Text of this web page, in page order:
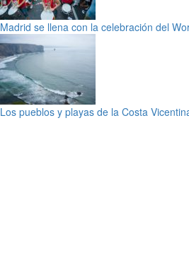
Madrid se llena con la celebración del
Los pueblos y playas de la Costa